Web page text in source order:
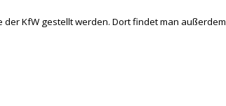
KfW gestellt werden. Dort findet man außerdem